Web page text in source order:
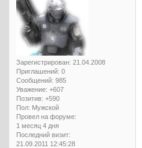
Зарегистрирован: 21.04.2008
Приглашений: 0
Сообщений: 985
Уважение: +607
Позитив: +590
Пол: Мужской
Провел на форуме:
1 месяц 4 дня
Последний визит:
21.09.2011 12:45:28